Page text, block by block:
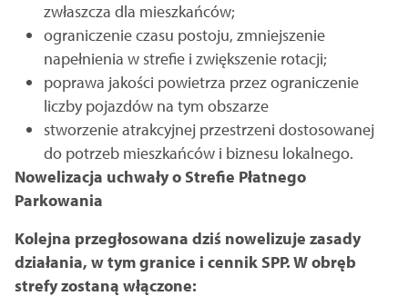
zwłaszcza dla mieszkańców;
ograniczenie czasu postoju, zmniejszenie
napełnienia w strefie i zwiększenie rotacji;
poprawa jakości powietrza przez ograniczenie
liczby pojazdów na tym obszarze
stworzenie atrakcyjnej przestrzeni dostosowanej
do potrzeb mieszkańców i biznesu lokalnego.
Nowelizacja uchwały o Strefie Płatnego
Parkowania
Kolejna przegłosowana dziś nowelizuje zasady
działania, w tym granice i cennik SPP. W obręb
strefy zostaną włączone: